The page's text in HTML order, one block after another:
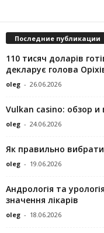
Последние публикации
110 тисяч доларів
декларує голова
oleg - 26.06.2026
Vulkan casino: обзор
oleg - 24.06.2026
Як правильно
oleg - 19.06.2026
Андрологія та
значення лікарів
oleg - 18.06.2026